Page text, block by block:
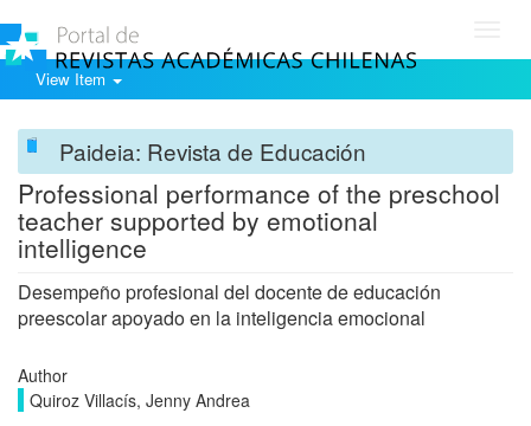
View Item
Paideia: Revista de Educación
Professional performance of the preschool
teacher supported by emotional
intelligence
Desempeño profesional del docente de educación
preescolar apoyado en la inteligencia emocional
Author
Quiroz Villacís, Jenny Andrea